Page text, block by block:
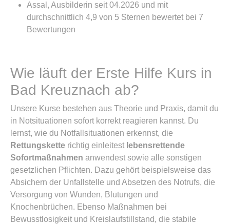
Assal, Ausbilderin seit 04.2026 und mit
durchschnittlich 4,9 von 5 Sternen bewertet bei 7
Bewertungen
Wie läuft der Erste Hilfe Kurs in
Bad Kreuznach ab?
Unsere Kurse bestehen aus Theorie und Praxis, damit du
in Notsituationen sofort korrekt reagieren kannst. Du
lernst, wie du Notfallsituationen erkennst, die
Rettungskette richtig einleitest lebensrettende
Sofortmaßnahmen anwendest sowie alle sonstigen
gesetzlichen Pflichten. Dazu gehört beispielsweise das
Absichern der Unfallstelle und Absetzen des Notrufs, die
Versorgung von Wunden, Blutungen und
Knochenbrüchen. Ebenso Maßnahmen bei
Bewusstlosigkeit und Kreislaufstillstand, die stabile